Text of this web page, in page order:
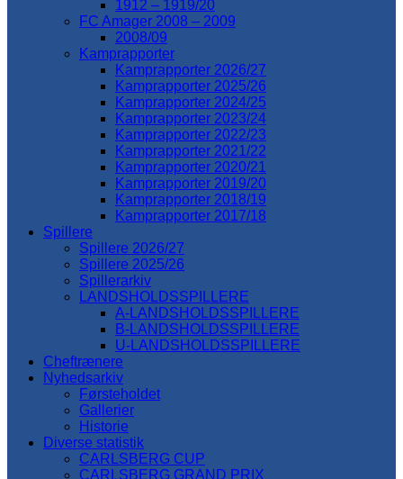
1912 – 1919/20
FC Amager 2008 – 2009
2008/09
Kamprapporter
Kamprapporter 2026/27
Kamprapporter 2025/26
Kamprapporter 2024/25
Kamprapporter 2023/24
Kamprapporter 2022/23
Kamprapporter 2021/22
Kamprapporter 2020/21
Kamprapporter 2019/20
Kamprapporter 2018/19
Kamprapporter 2017/18
Spillere
Spillere 2026/27
Spillere 2025/26
Spillerarkiv
LANDSHOLDSSPILLERE
A-LANDSHOLDSSPILLERE
B-LANDSHOLDSSPILLERE
U-LANDSHOLDSSPILLERE
Cheftrænere
Nyhedsarkiv
Førsteholdet
Gallerier
Historie
Diverse statistik
CARLSBERG CUP
CARLSBERG GRAND PRIX